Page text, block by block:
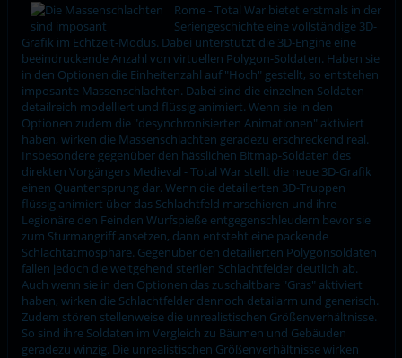
Rome - Total War bietet erstmals in der
Seriengeschichte eine vollständige 3D-
Grafik im Echtzeit-Modus. Dabei unterstützt die 3D-Engine eine
beeindruckende Anzahl von virtuellen Polygon-Soldaten. Haben sie
in den Optionen die Einheitenzahl auf "Hoch" gestellt, so entstehen
imposante Massenschlachten. Dabei sind die einzelnen Soldaten
detailreich modelliert und flüssig animiert. Wenn sie in den
Optionen zudem die "desynchronisierten Animationen" aktiviert
haben, wirken die Massenschlachten geradezu erschreckend real.
Insbesondere gegenüber den hässlichen Bitmap-Soldaten des
direkten Vorgängers Medieval - Total War stellt die neue 3D-Grafik
einen Quantensprung dar. Wenn die detailierten 3D-Truppen
flüssig animiert über das Schlachtfeld marschieren und ihre
Legionäre den Feinden Wurfspieße entgegenschleudern bevor sie
zum Sturmangriff ansetzen, dann entsteht eine packende
Schlachtatmosphäre. Gegenüber den detailierten Polygonsoldaten
fallen jedoch die weitgehend sterilen Schlachtfelder deutlich ab.
Auch wenn sie in den Optionen das zuschaltbare "Gras" aktiviert
haben, wirken die Schlachtfelder dennoch detailarm und generisch.
Zudem stören stellenweise die unrealistischen Größenverhältnisse.
So sind ihre Soldaten im Vergleich zu Bäumen und Gebäuden
geradezu winzig. Die unrealistischen Größenverhältnisse wirken